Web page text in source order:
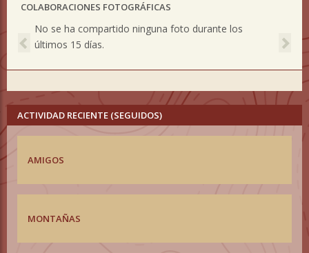
COLABORACIONES FOTOGRÁFICAS
No se ha compartido ninguna foto durante los
últimos 15 días.
Previous
ACTIVIDAD RECIENTE (SEGUIDOS)
AMIGOS
MONTAÑAS